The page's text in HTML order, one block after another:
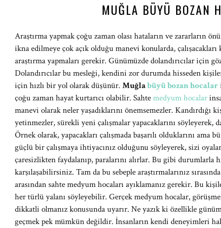
MUĞLA BÜYÜ BOZAN
Araştırma yapmak çoğu zaman olası hataların ve zararların
ikna edilmeye çok açık olduğu manevi konularda,
araştırma yapmaları gerekir. Günümüzde dolandırıcılar için
Dolandırıcılar bu mesleği, kendini zor durumda hisseden
için hızlı bir yol olarak düşünür. Muğlabüyü bozan hocalar
çoğu zaman hayat kurtarıcı olabilir. Sahtemedyum hocalar
manevi olarak neler yaşadıklarını önemsemezler. Kandırdığı
yetinmezler, sürekli yeni çalışmalar yapacaklarını söyleyerek,
Örnek olarak, yapacakları çalışmada başarılı olduklarını ama
güçlü bir çalışmaya ihtiyacınız olduğunu söyleyerek, sizi
çaresizlikten faydalanıp, paralarını alırlar. Bu gibi durumlarla
karşılaşabilirsiniz. Tam da bu sebeple araştırmalarınız
arasından sahte medyum hocaları ayıklamanız gerekir. Bu
her türlü yalanı söyleyebilir. Gerçek medyum hocalar,
dikkatli olmanız konusunda uyarır. Ne yazık ki özellikle
geçmek pek mümkün değildir. İnsanların kendi deneyimleri